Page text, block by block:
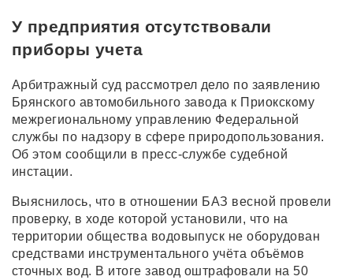
У предприятия отсутствовали
приборы учета
Арбитражный суд рассмотрел дело по заявлению
Брянского автомобильного завода к Приокскому
межрегиональному управлению Федеральной
службы по надзору в сфере природопользования.
Об этом сообщили в пресс-службе судебной
инстации.
Выяснилось, что в отношении БАЗ весной провели
проверку, в ходе которой установили, что на
территории общества водовыпуск не оборудован
средствами инструментального учёта объёмов
сточных вод. В итоге завод оштрафовали на 50